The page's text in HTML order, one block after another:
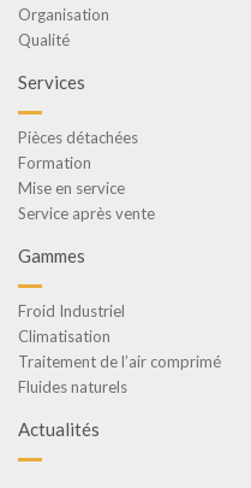
Organisation
Qualité
Services
Pièces détachées
Formation
Mise en service
Service après vente
Gammes
Froid Industriel
Climatisation
Traitement de l’air comprimé
Fluides naturels
Actualités